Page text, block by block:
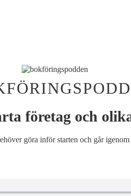
företag och
göra inför starten och går